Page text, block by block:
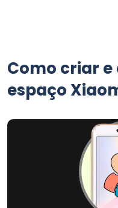
Como criar e
espaço